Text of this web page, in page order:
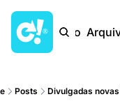
Início
Posts Divulgadas